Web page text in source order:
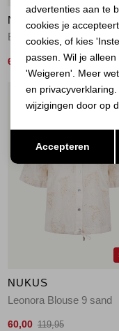
NUKUS
60,00 99,95
NUKUS
Leonora Blouse 9 sand
60,00 119,95
advertenties aan te
cookies je
cookies, of kies
passen. Wil je
'Weigeren'. Meer
en
wijzigingen door op
Accepteren